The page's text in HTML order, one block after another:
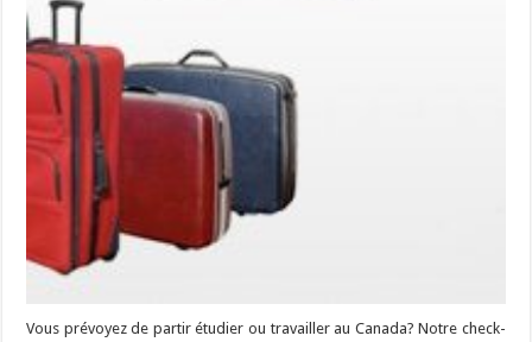
Vous prévoyez de partir étudier ou travailler au Canada? Notre check-